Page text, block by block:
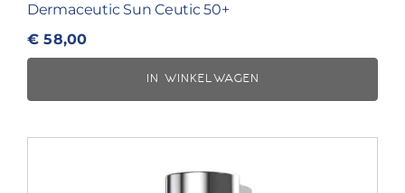
Dermaceutic Sun Ceutic 50+
€ 58,00
IN WINKELWAGEN